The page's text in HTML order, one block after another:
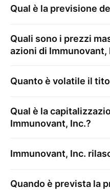
Qual è la previsione
Quali sono i prezzi
azioni di Immunovant,
Quanto è volatile il
Qual è la
Immunovant, Inc.?
Immunovant, Inc.
Quando è prevista la